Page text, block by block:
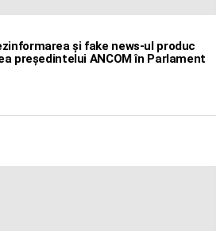
și fake news-ul produc
președintelui ANCOM în Parlament